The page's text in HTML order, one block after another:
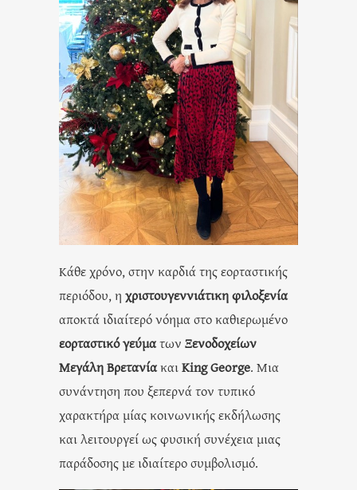
Κάθε χρόνο, στην καρδιά της εορταστικής
περιόδου, η χριστουγεννιάτικη φιλοξενία
αποκτά ιδιαίτερό νόημα στο καθιερωμένο
εορταστικό γεύματων Ξενοδοχείων
Μεγάλη ΒρετανίακαιKing George. Μια
συνάντηση που ξεπερνά τον τυπικό
χαρακτήρα μίας κοινωνικής εκδήλωσης
και λειτουργεί ως φυσική συνέχεια μιας
παράδοσης με ιδιαίτερο συμβολισμό.